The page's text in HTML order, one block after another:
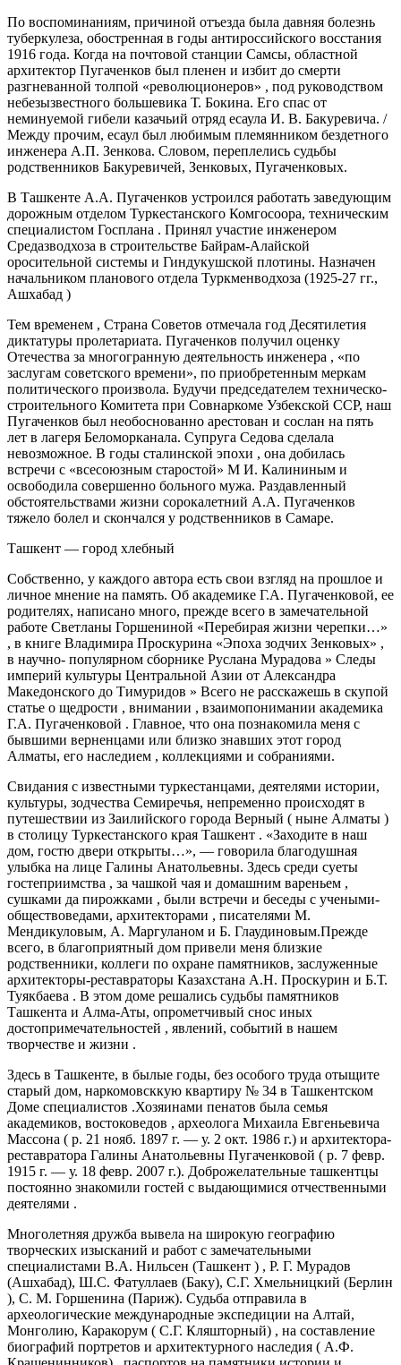
По воспоминаниям, причиной отъезда была давняя болезнь
туберкулеза, обостренная в годы антироссийского восстания
1916 года. Когда на почтовой станции Самсы, областной
архитектор Пугаченков был пленен и избит до смерти
разгневанной толпой «революционеров» , под руководством
небезызвестного большевика Т. Бокина. Его спас от
неминуемой гибели казачьий отряд есаула И. В. Бакуревича. /
Между прочим, есаул был любимым племянником бездетного
инженера А.П. Зенкова. Словом, переплелись судьбы
родственников Бакуревичей, Зенковых, Пугаченковых.
В Ташкенте А.А. Пугаченков устроился работать заведующим
дорожным отделом Туркестанского Комгосоора, техническим
специалистом Госплана . Принял участие инженером
Средазводхоза в строительстве Байрам-Алайской
оросительной системы и Гиндукушской плотины. Назначен
начальником планового отдела Туркменводхоза (1925-27 гг.,
Ашхабад )
Тем временем , Страна Советов отмечала год Десятилетия
диктатуры пролетариата. Пугаченков получил оценку
Отечества за многогранную деятельность инженера , «по
заслугам советского времени», по приобретенным меркам
политического произвола. Будучи председателем техническо-
строительного Комитета при Совнаркоме Узбекской ССР, наш
Пугаченков был необоснованно арестован и сослан на пять
лет в лагеря Беломорканала. Супруга Седова сделала
невозможное. В годы сталинской эпохи , она добилась
встречи с «всесоюзным старостой» М И. Калининым и
освободила совершенно больного мужа. Раздавленный
обстоятельствами жизни сорокалетний А.А. Пугаченков
тяжело болел и скончался у родственников в Самаре.
Ташкент — город хлебный
Собственно, у каждого автора есть свои взгляд на прошлое и
личное мнение на память. Об академике Г.А. Пугаченковой, ее
родителях, написано много, прежде всего в замечательной
работе Светланы Горшениной «Перебирая жизни черепки…»
, в книге Владимира Проскурина «Эпоха зодчих Зенковых» ,
в научно- популярном сборнике Руслана Мурадова » Следы
империй культуры Центральной Азии от Александра
Македонского до Тимуридов » Всего не расскажешь в скупой
статье о щедрости , внимании , взаимопонимании академика
Г.А. Пугаченковой . Главное, что она познакомила меня с
бывшими верненцами или близко знавших этот город
Алматы, его наследием , коллекциями и собраниями.
Свидания с известными туркестанцами, деятелями истории,
культуры, зодчества Семиречья, непременно происходят в
путешествии из Заилийского города Верный ( ныне Алматы )
в столицу Туркестанского края Ташкент . «Заходите в наш
дом, гостю двери открыты…», — говорила благодушная
улыбка на лице Галины Анатольевны. Здесь среди суеты
гостеприимства , за чашкой чая и домашним вареньем ,
сушками да пирожками , были встречи и беседы с учеными-
обществоведами, архитекторами , писателями М.
Мендикуловым, А. Маргуланом и Б. Глаудиновым.Прежде
всего, в благоприятный дом привели меня близкие
родственники, коллеги по охране памятников, заслуженные
архитекторы-реставраторы Казахстана А.Н. Проскурин и Б.Т.
Туякбаева . В этом доме решались судьбы памятников
Ташкента и Алма-Аты, опрометчивый снос иных
достопримечательностей , явлений, событий в нашем
творчестве и жизни .
Здесь в Ташкенте, в былые годы, без особого труда отыщите
старый дом, наркомовсккую квартиру № 34 в Ташкентском
Доме специалистов .Хозяинами пенатов была семья
академиков, востоковедов , археолога Михаила Евгеньевича
Массона ( р. 21 нояб. 1897 г. — у. 2 окт. 1986 г.) и архитектора-
реставратора Галины Анатольевны Пугаченковой ( р. 7 февр.
1915 г. — у. 18 февр. 2007 г.). Доброжелательные ташкентцы
постоянно знакомили гостей с выдающимися отчественными
деятелями .
Многолетняя дружба вывела на широкую географию
творческих изысканий и работ с замечательными
специалистами В.А. Нильсен (Ташкент ) , Р. Г. Мурадов
(Ашхабад), Ш.С. Фатуллаев (Баку), С.Г. Хмельницкий (Берлин
), С. М. Горшенина (Париж). Судьба отправила в
археологические международные экспедиции на Алтай,
Монголию, Каракорум ( С.Г. Кляшторный) , на составление
биографий портретов и архитектурного наследия ( А.Ф.